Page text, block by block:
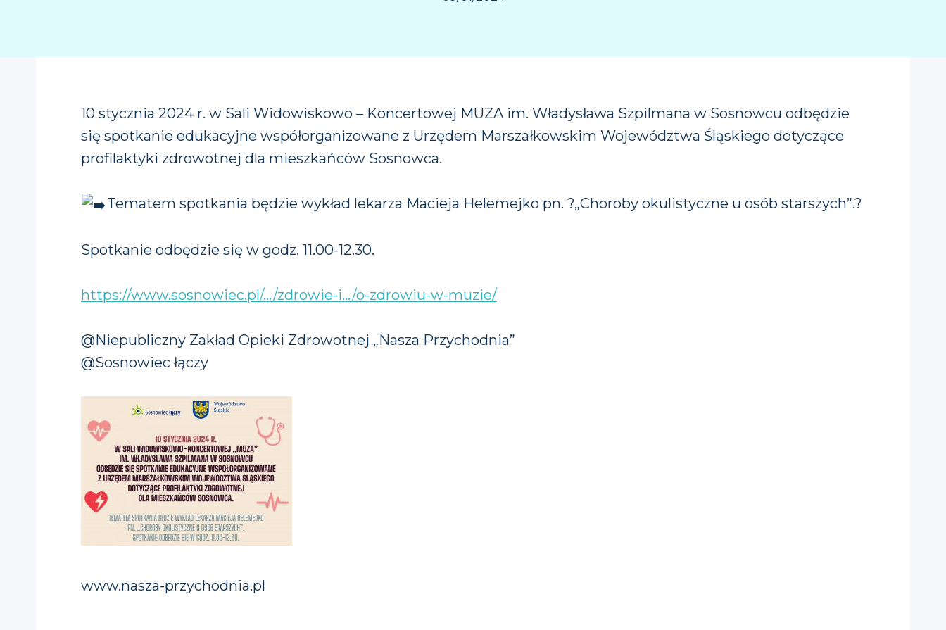
10 stycznia 2024 r. w Sali Widowiskowo – Koncertowej MUZA im. Władysława Szpilmana w Sosnowcu odbędzie
się spotkanie edukacyjne współorganizowane z Urzędem Marszałkowskim Województwa Śląskiego dotyczące
profilaktyki zdrowotnej dla mieszkańców Sosnowca.
Tematem spotkania będzie wykład lekarza Macieja Helemejko pn. ?„Choroby okulistyczne u osób starszych”.?
Spotkanie odbędzie się w godz. 11.00-12.30.
https://www.sosnowiec.pl/…/zdrowie-i…/o-zdrowiu-w-muzie/
@Niepubliczny Zakład Opieki Zdrowotnej „Nasza Przychodnia”
@Sosnowiec łączy
www.nasza-przychodnia.pl
one potrzebne
do
strony